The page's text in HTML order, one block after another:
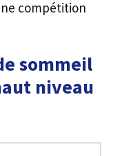
compétition
sommeil
niveau